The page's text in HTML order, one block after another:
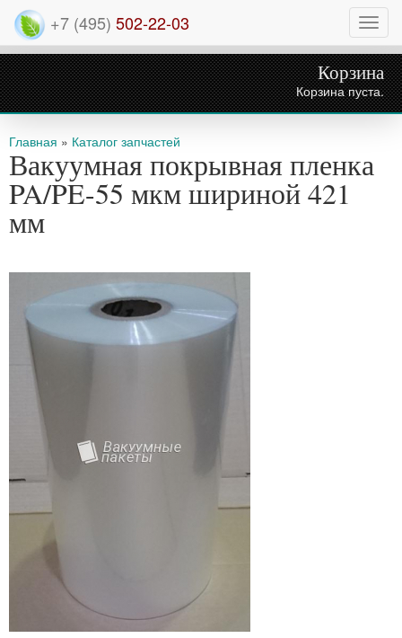
+7 (495) 502-22-03
Корзина
Корзина пуста.
Вы здесь
Главная » Каталог запчастей
Вакуумная покрывная пленка
PA/PE-55 мкм шириной 421
мм